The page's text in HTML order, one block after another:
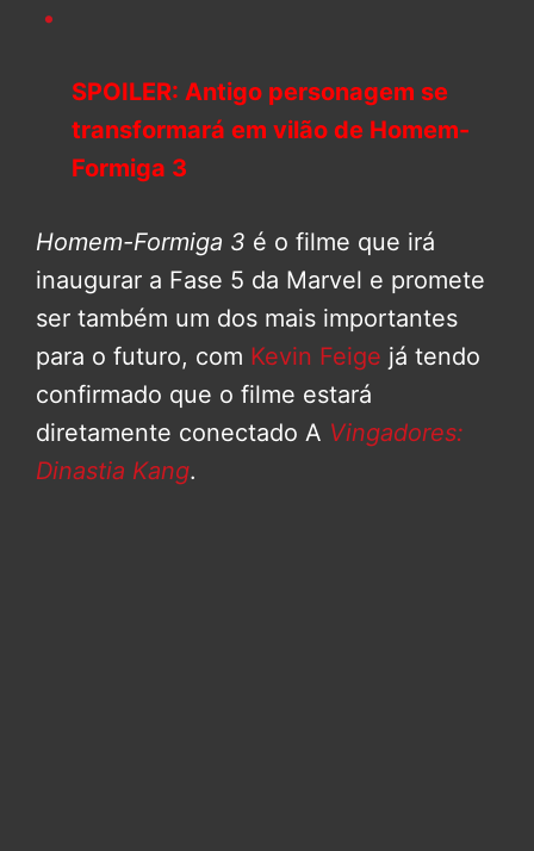
SPOILER: Antigo personagem se
transformará em vilão de Homem-
Formiga 3
Homem-Formiga 3 é o filme que irá
inaugurar a Fase 5 da Marvel e promete
ser também um dos mais importantes
para o futuro, com Kevin Feige já tendo
confirmado que o filme estará
diretamente conectado A Vingadores:
Dinastia Kang.